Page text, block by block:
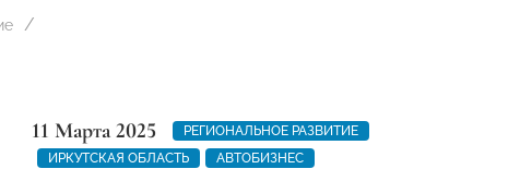
11 Марта 2025
РЕГИОНАЛЬНОЕ РАЗВИТИЕ
ИРКУТСКАЯ ОБЛАСТЬ
АВТОБИЗНЕС